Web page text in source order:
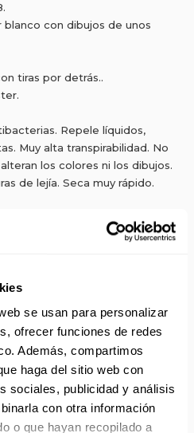
se usan para personalizar
ofrecer funciones de redes
Además, compartimos
haga del sitio web con
sociales, publicidad y análisis
con otra información
o que hayan recopilado a
con dibujos de unos
tiras por detrás..
Repele líquidos,
Muy alta transpirabilidad. No
los colores ni los dibujos.
de lejía. Seca muy rápido.
€+IVA (90 € IVA incl.)
en toda España excepto
Melilla.